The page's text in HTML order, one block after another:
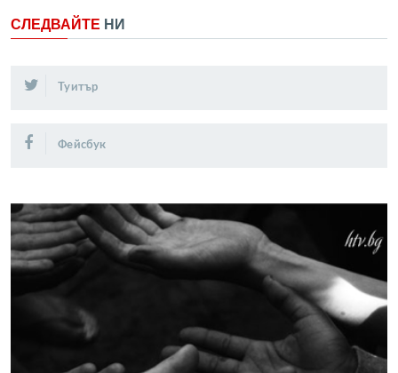
СЛЕДВАЙТЕ НИ
Туитър
Фейсбук